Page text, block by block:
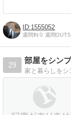
1555052
週間IN:0 週間OUT:5
29